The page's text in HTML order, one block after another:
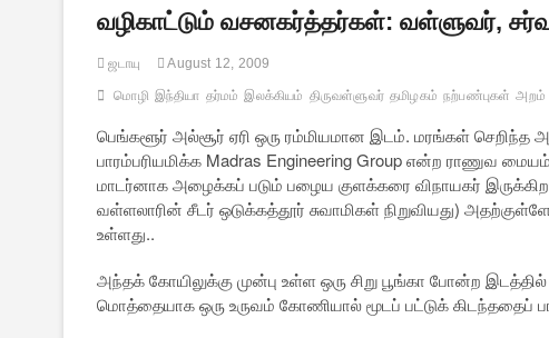
வழிகாட்டும் வசனகர்த்தர்கள்: வள்ளுவர்,
ஜடாயு August 12, 2009
மொழி இந்தியா தர்மம் இலக்கியம் திருவள்ளுவர் தமிழகம் நற்பண்புகள் அறம்
பெங்களூர் அல்சூர் ஏரி ஒரு ரம்மியமான இடம். மரங்கள்
பாரம்பரியமிக்க Madras Engineering Group என்ற ராணுவ
மாடர்னாக அழைக்கப் படும் பழைய குளக்கரை விநாயகர்
வள்ளலாரின் சீடர் ஒடுக்கத்தூர் சுவாமிகள் நிறுவியது)
உள்ளது..
அந்தக் கோயிலுக்கு முன்பு உள்ள ஒரு சிறு பூங்கா போன்ற இடத்தில்
மொத்தையாக ஒரு உருவம் கோணியால் மூடப் பட்டுக் கிடந்ததைப்